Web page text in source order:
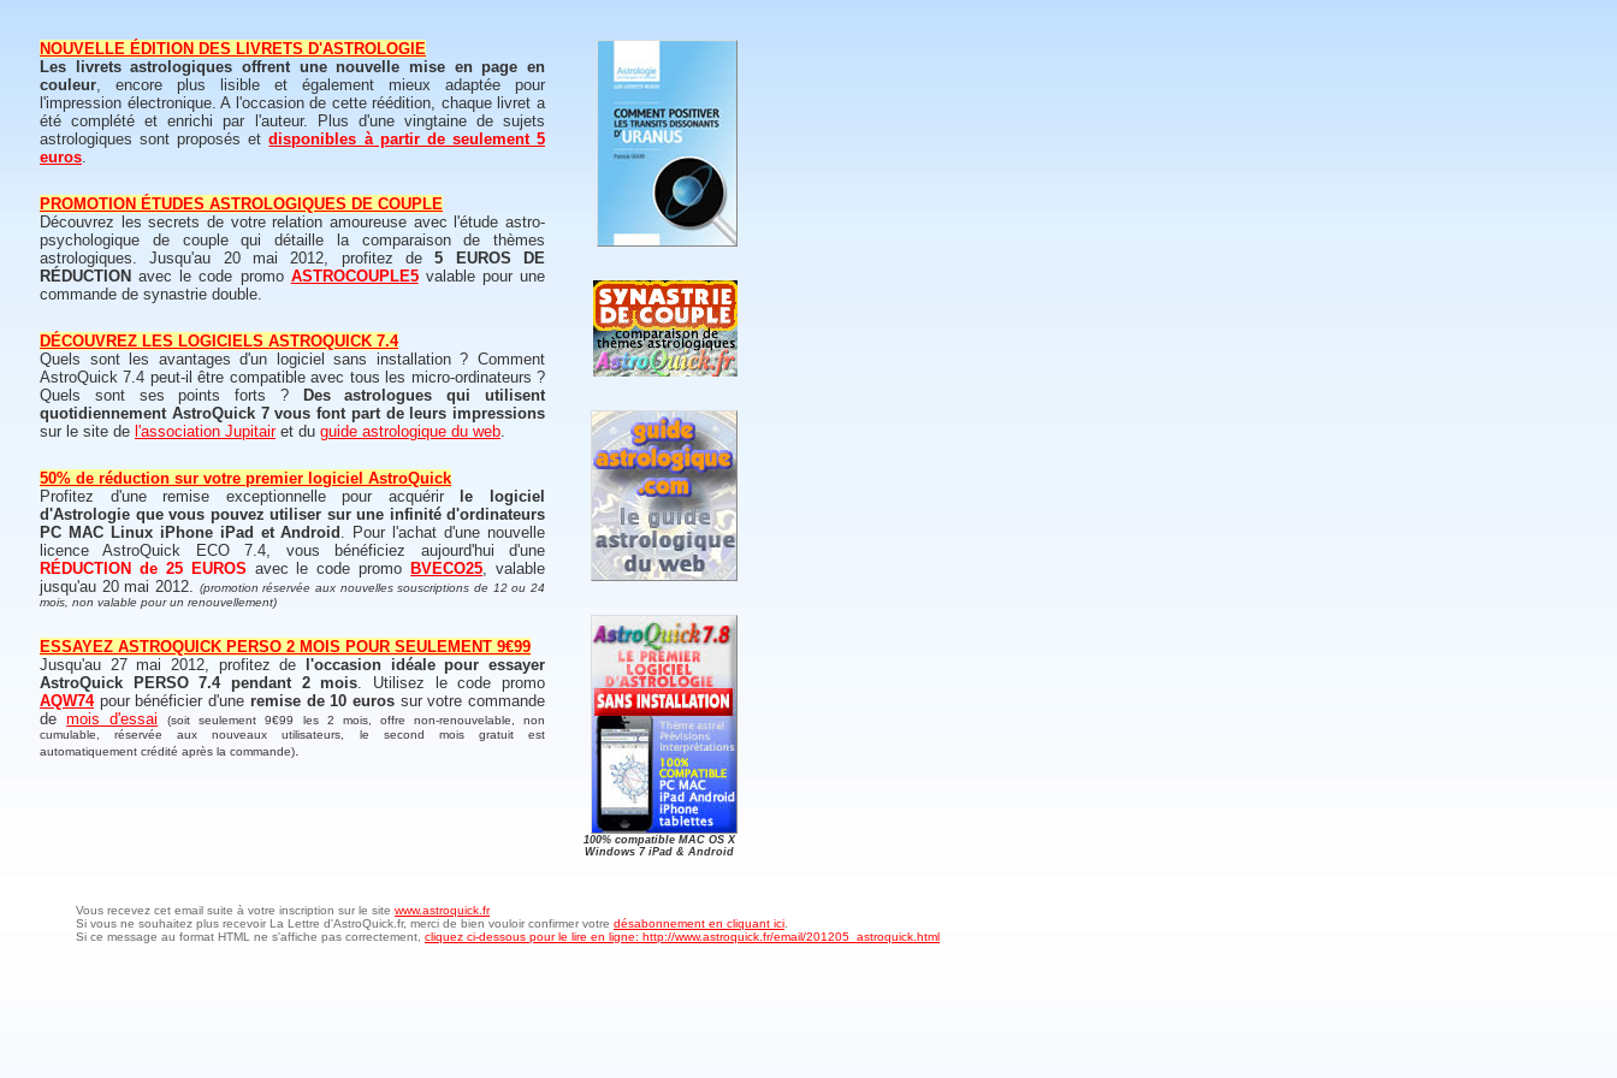
NOUVELLE ÉDITION DES LIVRETS D'ASTROLOGIE
Les livrets astrologiques offrent une nouvelle mise en page en
couleur, encore plus lisible et également mieux adaptée pour
l'impression électronique. A l'occasion de cette réédition, chaque livret a
été complété et enrichi par l'auteur. Plus d'une vingtaine de sujets
astrologiques sont proposés etdisponibles à partir de seulement 5
euros.
PROMOTION ÉTUDES ASTROLOGIQUES DE COUPLE
Découvrez les secrets de votre relation amoureuse avec l'étude astro-
psychologique de couple qui détaille la comparaison de thèmes
astrologiques. Jusqu'au 20 mai 2012, profitez de5 EUROS DE
RÉDUCTION avec le code promo ASTROCOUPLE5valable pour une
commande de synastrie double.
DÉCOUVREZ LES LOGICIELS ASTROQUICK 7.4
Quels sont les avantages d'un logiciel sans installation ? Comment
AstroQuick 7.4 peut-il être compatible avec tous les micro-ordinateurs ?
Quels sont ses points forts ?
Des astrologues qui utilisent
quotidiennement AstroQuick 7 vous font part de leurs impressions
sur le site de l'association Jupitairet du guide astrologique du web.
50% de réduction sur votre premier logiciel AstroQuick
Profitez d'une remise exceptionnelle pour acquérir
le logiciel
d'Astrologie que vous pouvez utiliser sur une infinité d'ordinateurs
PC MAC Linux iPhone iPad et Android . Pour l'achat d'une nouvelle
licence AstroQuick ECO 7.4, vous bénéficiez aujourd'hui d'une
RÉDUCTION de 25 EUROS avec le code promo BVECO25, valable
jusqu'au 20 mai 2012. (promotion réservée aux nouvelles souscriptions de 12 ou 24
mois, non valable pour un renouvellement)
ESSAYEZ ASTROQUICK PERSO 2 MOIS POUR SEULEMENT 9€99
Jusqu'au 27 mai 2012, profitez de
l'occasion idéale pour essayer
AstroQuick PERSO 7.4 pendant 2 mois. Utilisez le code promo
AQW74pour bénéficier d'une remise de 10 eurossur votre commande
demois d'essai
(soit seulement 9€99 les 2 mois, offre non-renouvelable, non
cumulable, réservée aux nouveaux utilisateurs, le second mois gratuit est
automatiquement crédité après la commande).
100% compatible MAC OS X
Windows 7 iPad & Android
Vous recevez cet email suite à votre inscription sur le site www.astroquick.fr
Si vous ne souhaitez plus recevoir La Lettre d'AstroQuick.fr, merci de bien vouloir confirmer votre désabonnement en cliquant ici
Si ce message au format HTML ne s'affiche pas correctement, cliquez ci-dessous pour le lire en ligne: http://www.astroquick.fr/email/201205_astroquick.html